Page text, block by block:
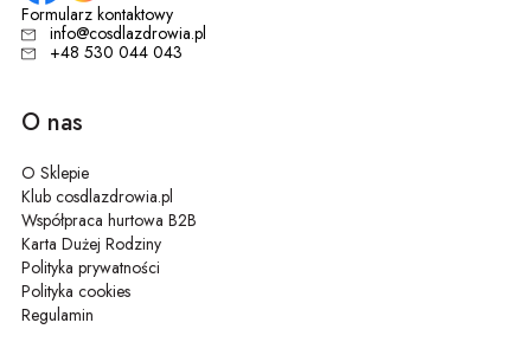
Formularz kontaktowy
info@cosdlazdrowia.pl
+48 530 044 043
O nas
O Sklepie
Klub cosdlazdrowia.pl
Współpraca hurtowa B2B
Karta Dużej Rodziny
Polityka prywatności
Polityka cookies
Regulamin